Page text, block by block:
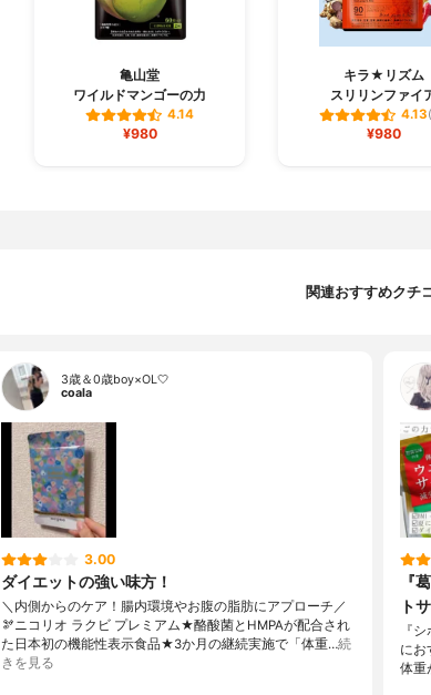
亀山堂
ワイルドマンゴーの力
4.14
¥980
キラ★リズム
スリリンファイ
4.13
¥980
関連おすすめクチ
3歳＆0歳boy×OL🤍
coala
3.00
ダイエットの強い味方！
＼内側からのケア！腸内環境やお腹の脂肪にアプローチ／
🫘ニコリオ ラクビ プレミアム★酪酸菌とHMPAが配合され
た日本初の機能性表示食品★3か月の継続実施で「体重…続
きを見る
『
ト
『
にお
体重